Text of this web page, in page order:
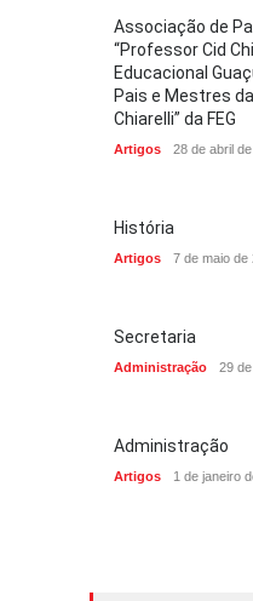
Associação de
“Professor Cid
Educacional
Pais e Mestres
Chiarelli” da FEG
Artigos 28 de abril
História
Artigos 7 de maio de
Secretaria
Administração 29
Administração
Artigos 1 de janeiro